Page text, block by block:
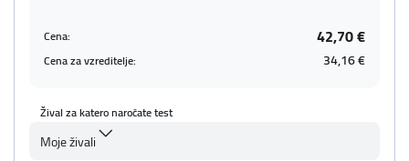
Cena: 42,70 €
Cena za vzreditelje: 34,16 €
Žival za katero naročate test
Moje živali